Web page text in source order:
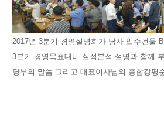
2017년 3분기 경영설명회가 당사 입주건물
3분기 경영목표대비 실적분석 설명과 함께
당부의 말씀 그리고 대표이사님의 종합강평